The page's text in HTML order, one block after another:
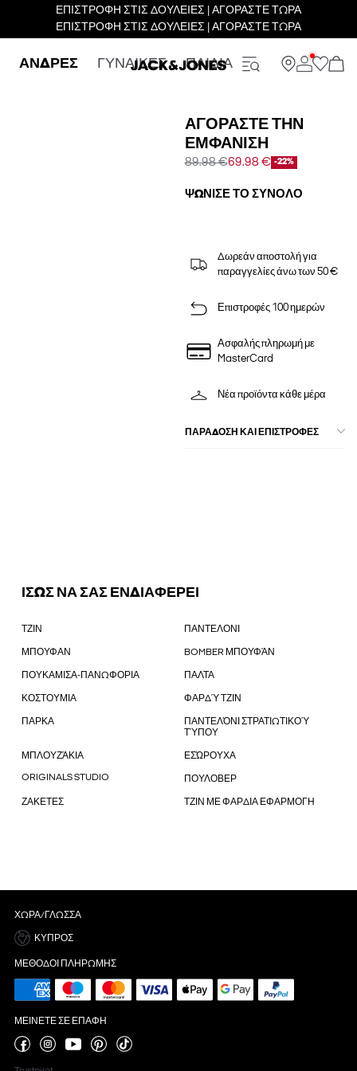
ΕΠΙΣΤΡΟΦΗ ΣΤΙΣ ΔΟΥΛΕΙΕΣ | ΑΓΟΡΑΣΤΕ ΤΩΡΑ
ΕΠΙΣΤΡΟΦΗ ΣΤΙΣ ΔΟΥΛΕΙΕΣ | ΑΓΟΡΑΣΤΕ ΤΩΡΑ
ΑΝΔΡΕΣ ΓΥΝΑΙΚΕΣ ΠΑΙΔΙΑ
ΑΓΟΡΆΣΤΕ ΤΗΝ
ΕΜΦΆΝΙΣΗ
89.98 €69.98 € -22%
ΨΏΝΙΣΕ ΤΟ ΣΎΝΟΛΟ
Δωρεάν αποστολή για
παραγγελίες άνω των 50 €
Επιστροφές 100 ημερών
Ασφαλής πληρωμή με
MasterCard
Νέα προϊόντα κάθε μέρα
ΠΑΡΑΔΟΣΗ ΚΑΙ ΕΠΙΣΤΡΟΦΕΣ
ΙΣΩΣ ΝΑ ΣΑΣ ΕΝΔΙΑΦΕΡΕΙ
ΤΖΙΝ ΠΑΝΤΕΛΟΝΙ
ΜΠΟΥΦΑΝ BOMBER ΜΠΟΥΦΆΝ
ΠΟΥΚΑΜΙΣΑ-ΠΑΝΩΦΟΡΙΑ ΠΑΛΤΑ
ΚΟΣΤΟΥΜΙΑ ΦΑΡΔΎ ΤΖΙΝ
ΠΑΡΚΑ
ΠΑΝΤΕΛΌΝΙ ΣΤΡΑΤΙΩΤΙΚΟΎ
ΤΎΠΟΥ
ΜΠΛΟΥΖΆΚΙΑ ΕΣΏΡΟΥΧΑ
ORIGINALS STUDIO ΠΟΥΛΟΒΕΡ
ΖΑΚΕΤΕΣ ΤΖΙΝ ΜΕ ΦΑΡΔΙΑ ΕΦΑΡΜΟΓΗ
ΧΏΡΑ/ΓΛΏΣΣΑ
ΚΎΠΡΟΣ
ΜΈΘΟΔΟΙ ΠΛΗΡΩΜΉΣ
ΜΕΊΝΕΤΕ ΣΕ ΕΠΑΦΉ